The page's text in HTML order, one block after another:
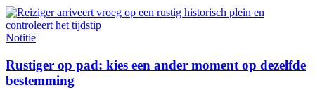
Notitie
Rustiger op pad: kies een ander moment op dezelfde
bestemming